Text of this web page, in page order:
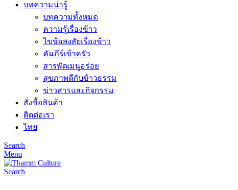
บทความน่ารู้
บทความทั้งหมด
ความรู้เรื่องข้าว
ไขข้อสงสัยเรื่องข้าว
คัมภีร์เข้าครัว
สารพัดเมนูอร่อย
สุขภาพดีกับข้าวธรรม
ข่าวสารและกิจกรรม
สั่งซื้อสินค้า
ติดต่อเรา
ไทย
Search
Menu
Search